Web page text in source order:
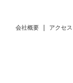
会社概要 アクセス